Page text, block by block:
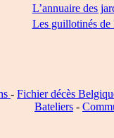
L’annuaire des
Les guillotinés de
- Fichier décès
Bateliers -